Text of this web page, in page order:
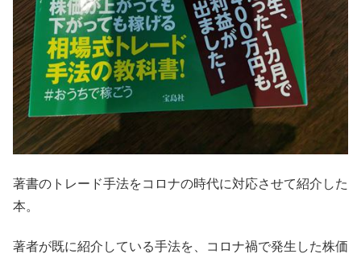
著書のトレード手法をコロナの時代に対応させて紹介した
本。
著者が既に紹介している手法を、コロナ禍で発生した株価